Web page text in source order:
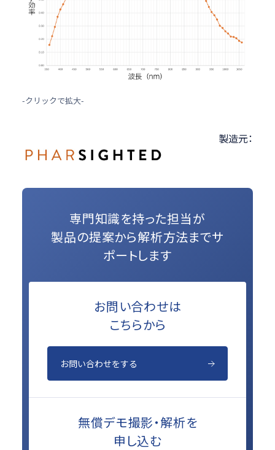
-クリックで拡大-
製造元：
専門知識を持った担当が
製品の提案から解析方法までサ
ポートします
お問い合わせは
こちらから
お問い合わせをする
無償デモ撮影・解析を
申し込む